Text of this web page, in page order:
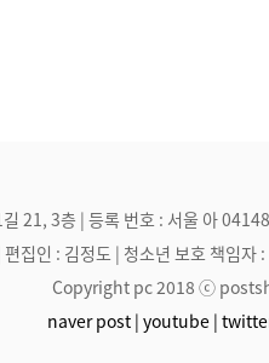
21, 3층 | 등록 번호 : 서울 아
편집인 : 김정도 | 청소년 보호 책
Copyright pc 2018 ⓒ
naver post | youtube |